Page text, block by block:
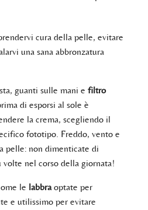
cura della pelle, evitare
una sana abbronzatura
guanti sulle mani e filtro
di esporsi al sole è
la crema, scegliendo il
fototipo. Freddo, vento e
pelle: non dimenticate di
volte nel corso della giornata!
le labbraoptate per
e utilissimo per evitare